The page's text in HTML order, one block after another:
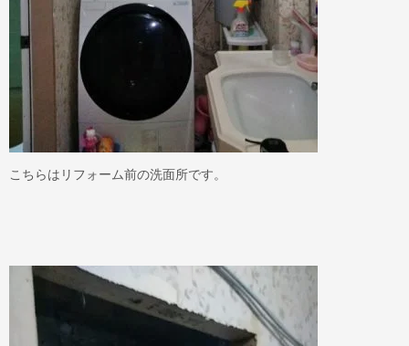
こちらはリフォーム前の洗面所です。